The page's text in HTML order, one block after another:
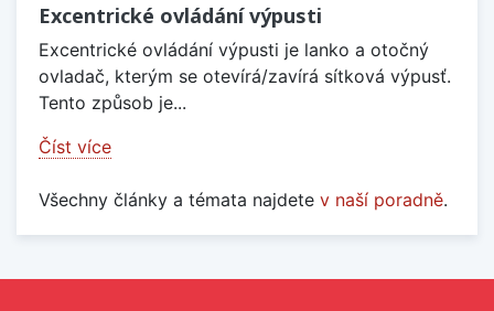
Excentrické ovládání výpusti
Excentrické ovládání výpusti je lanko a otočný
ovladač, kterým se otevírá/zavírá sítková výpusť.
Tento způsob je...
Číst více
Všechny články a témata najdete v naší poradně.